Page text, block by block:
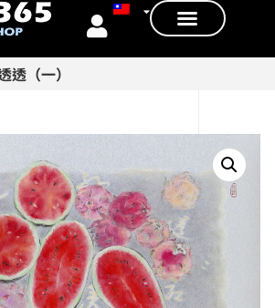
透（一）